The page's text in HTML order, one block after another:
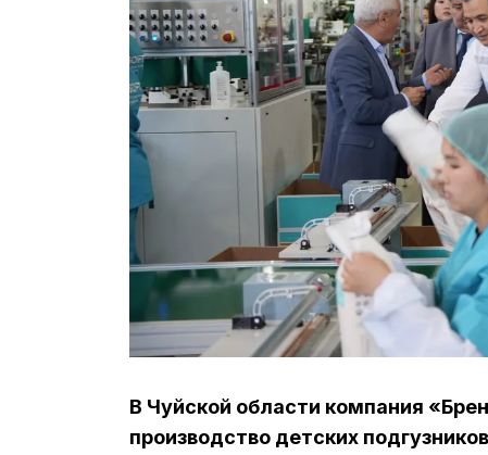
В Чуйской области компания
производство детских